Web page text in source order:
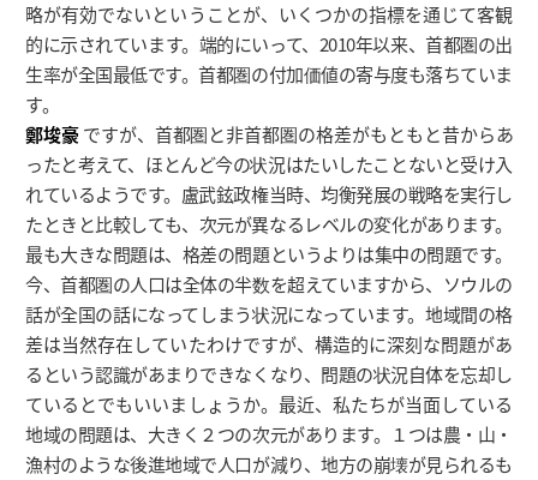
略が有効でないということが、いくつかの指標を通じて客観
的に示されています。端的にいって、2010年以来、首都圏の出
生率が全国最低です。首都圏の付加価値の寄与度も落ちていま
す。
鄭埈豪ですが、首都圏と非首都圏の格差がもともと昔からあ
ったと考えて、ほとんど今の状況はたいしたことないと受け入
れているようです。盧武鉉政権当時、均衡発展の戦略を実行し
たときと比較しても、次元が異なるレベルの変化があります。
最も大きな問題は、格差の問題というよりは集中の問題です。
今、首都圏の人口は全体の半数を超えていますから、ソウルの
話が全国の話になってしまう状況になっています。地域間の格
差は当然存在していたわけですが、構造的に深刻な問題があ
るという認識があまりできなくなり、問題の状況自体を忘却し
ているとでもいいましょうか。最近、私たちが当面している
地域の問題は、大きく２つの次元があります。１つは農・山・
漁村のような後進地域で人口が減り、地方の崩壊が見られるも